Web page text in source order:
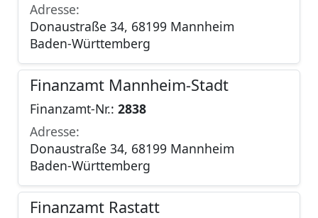
Adresse:
Donaustraße 34, 68199 Mannheim
Baden-Württemberg
Finanzamt Mannheim-Stadt
Finanzamt-Nr.: 2838
Adresse:
Donaustraße 34, 68199 Mannheim
Baden-Württemberg
Finanzamt Rastatt